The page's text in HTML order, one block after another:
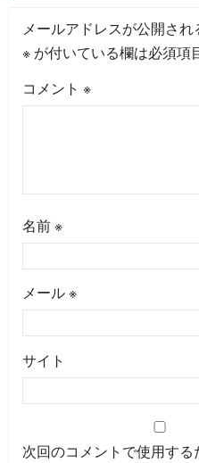
メールアドレスが公開され
※が付いている欄は必須項
コメント ※
名前 ※
メール ※
サイト
次回のコメントで使用す